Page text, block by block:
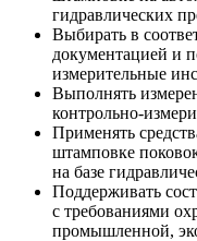
гидравлических
Выбирать в
документацией и
измерительные
Выполнять
контрольно-
Применять
штамповке
на базе
Поддерживать
с требованиями
промышленной,